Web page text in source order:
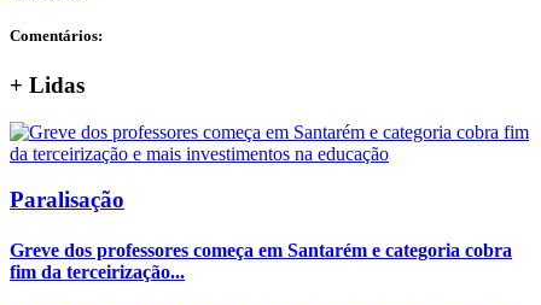
Comentários:
+ Lidas
Paralisação
Greve dos professores começa em Santarém e categoria cobra
fim da terceirização...